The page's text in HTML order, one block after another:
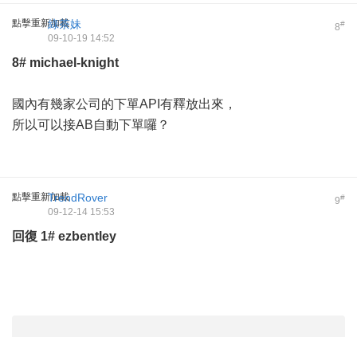
點擊重新加載 8#
綠茶妹
09-10-19 14:52
8# michael-knight
國內有幾家公司的下單API有釋放出來，
所以可以接AB自動下單囉？
點擊重新加載 9#
TrendRover
09-12-14 15:53
回復 1# ezbentley